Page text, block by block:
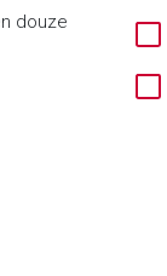
douze